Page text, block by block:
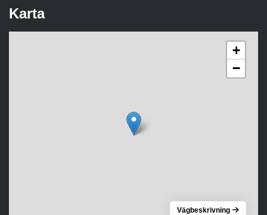
Karta
+
−
Vägbeskrivning